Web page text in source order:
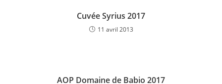
Cuvée Syrius 2017
11 avril 2013
AOP Domaine de Babio 2017